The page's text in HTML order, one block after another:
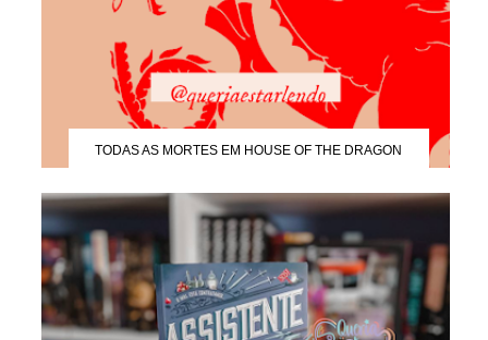
TODAS AS MORTES EM HOUSE OF THE DRAGON